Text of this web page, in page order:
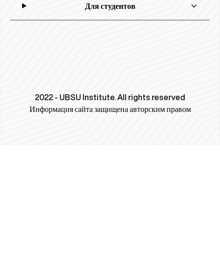
Для студентов
2022 - UBSU Institute. All rights reserved
Информация сайта защищена авторским правом